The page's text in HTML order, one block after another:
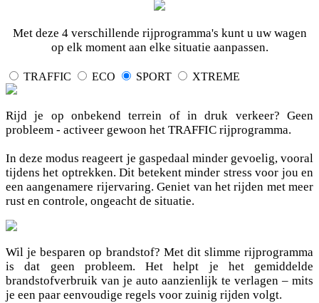
Met deze 4 verschillende rijprogramma's kunt u uw wagen
op elk moment aan elke situatie aanpassen.
TRAFFIC ECO SPORT XTREME
Rijd je op onbekend terrein of in druk verkeer? Geen
probleem - activeer gewoon het TRAFFIC rijprogramma.
In deze modus reageert je gaspedaal minder gevoelig, vooral
tijdens het optrekken. Dit betekent minder stress voor jou en
een aangenamere rijervaring. Geniet van het rijden met meer
rust en controle, ongeacht de situatie.
Wil je besparen op brandstof? Met dit slimme rijprogramma
is dat geen probleem. Het helpt je het gemiddelde
brandstofverbruik van je auto aanzienlijk te verlagen – mits
je een paar eenvoudige regels voor zuinig rijden volgt.